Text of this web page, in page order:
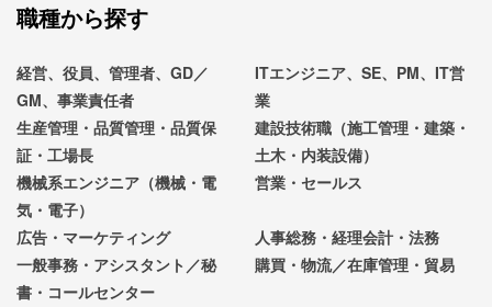
職種から探す
経営、役員、管理者、GD／
GM、事業責任者
ITエンジニア、SE、PM、IT営
業
生産管理・品質管理・品質保
証・工場長
建設技術職（施工管理・建築・
土木・内装設備）
機械系エンジニア（機械・電
気・電子）
営業・セールス
広告・マーケティング
人事総務・経理会計・法務
一般事務・アシスタント／秘
書・コールセンター
購買・物流／在庫管理・貿易